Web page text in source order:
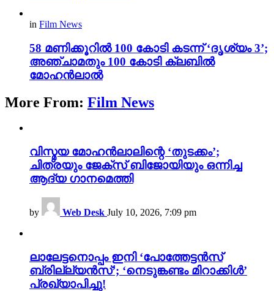
in Film News
58 മണിക്കൂറിൽ 100 കോടി കടന്ന് ‘ദൃശ്യം 3’;
അഞ്ചാമതും 100 കോടി ക്ലബിൽ
മോഹൻലാൽ
More From: Film News
വിസ്മയ മോഹൻലാലിന്റെ ‘തുടക്കം’;
ചിത്രയും ജേക്സ് ബിജോയിയും ഒന്നിച്ച
ആദ്യ ഗാനമെത്തി
by Web Desk July 10, 2026, 7:09 pm
ലാലേട്ടനൊപ്പം ഇനി ‘പോത്തേട്ടൻസ്
ബ്രില്ല്യൻസ്’; ‘നെടുങ്കണ്ടം മിറാക്കിൾ’
പ്രഖ്യാപിച്ചു!